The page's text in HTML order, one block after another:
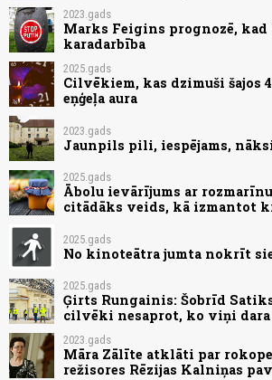
2023.gads
Marks Feigins prognozē,
karadarbība
2025.gads
Cilvēkiem, kas dzimuši šajos
eņģeļa aura
2023.gads
Jaunpils pili, iespējams,
2025.gads
Ābolu ievārījums ar
citādāks veids, kā izmantot
2025.gads
No kinoteātra jumta nokrīt
2025.gads
Ģirts Rungainis: Šobrīd
cilvēki nesaprot, ko viņi dara
2023.gads
Māra Zālīte atklāti par
režisores Rēzijas Kalniņas